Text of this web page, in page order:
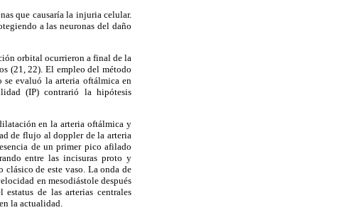
que causaría la injuria celular.
a las neuronas del daño
orbital ocurrieron a final de la
(21, 22). El empleo del método
se evaluó la arteria oftálmica en
(IP) contrarió la hipótesis
en la arteria oftálmica y
de flujo al doppler de la arteria
de un primer pico afilado
entre las incisuras proto y
de este vaso. La onda de
en mesodiástole después
de las arterias centrales
la actualidad.